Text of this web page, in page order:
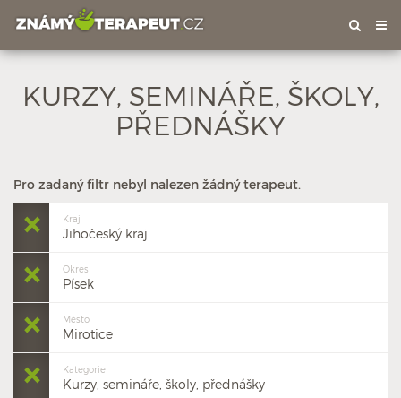
KURZY, SEMINÁŘE, ŠKOLY,
PŘEDNÁŠKY
Pro zadaný filtr nebyl nalezen žádný terapeut.
Kraj
Jihočeský kraj
Okres
Písek
Město
Mirotice
Kategorie
Kurzy, semináře, školy, přednášky